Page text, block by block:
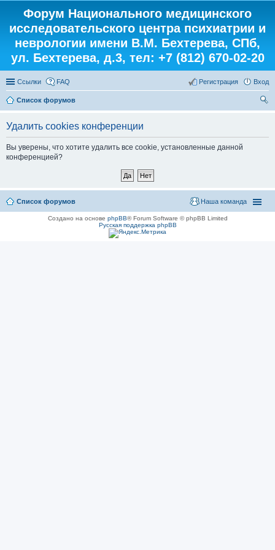
Форум Национального медицинского
исследовательского центра психиатрии и
неврологии имени В.М. Бехтерева, СПб,
ул. Бехтерева, д.3, тел: +7 (812) 670-02-20
Ссылки FAQ Вход
Регистрация
Список форумов
Удалить cookies конференции
Вы уверены, что хотите удалить все cookie, установленные данной
конференцией?
Список форумов Наша команда
Создано на основе phpBB® Forum Software © phpBB Limited
Русская поддержка phpBB